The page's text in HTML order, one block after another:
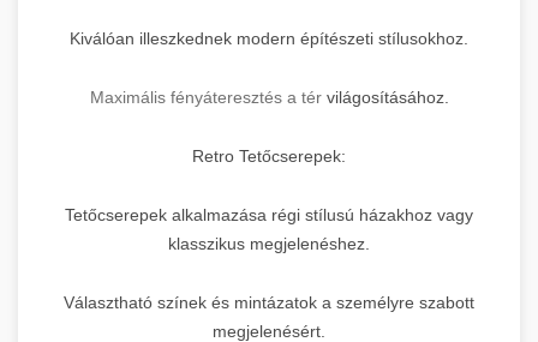
Kiválóan illeszkednek modern építészeti stílusokhoz.
Maximális fényáteresztés a térvilágosításához.
Retro Tetőcserepek:
Tetőcserepek alkalmazása régi stílusú házakhoz vagy
klasszikus megjelenéshez.
Választható színek és mintázatok a személyre szabott
megjelenésért.